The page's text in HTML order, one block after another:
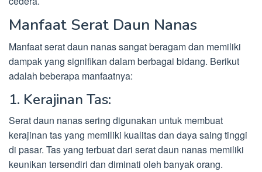
Manfaat Serat Daun Nanas
Manfaat serat daun nanas sangat beragam dan memiliki
dampak yang signifikan dalam berbagai bidang. Berikut
adalah beberapa manfaatnya:
1. Kerajinan Tas:
Serat daun nanas sering digunakan untuk membuat
kerajinan tas yang memiliki kualitas dan daya saing tinggi
di pasar. Tas yang terbuat dari serat daun nanas memiliki
keunikan tersendiri dan diminati oleh banyak orang.